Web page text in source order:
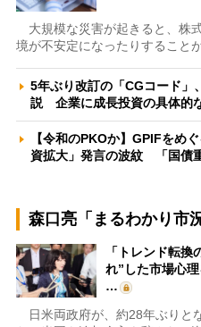
大規模な災害が起きると、株
境が不安定になったりすること
5年ぶり改訂の「CGコード」
説 企業に成長投資の具体的
【令和のPKOか】GPIFをめ
資拡大」発言の波紋 「国債
森口亮「まるわかり市
「トレンド転
れ”した市場心
…
日米両政府が、約28年ぶりと